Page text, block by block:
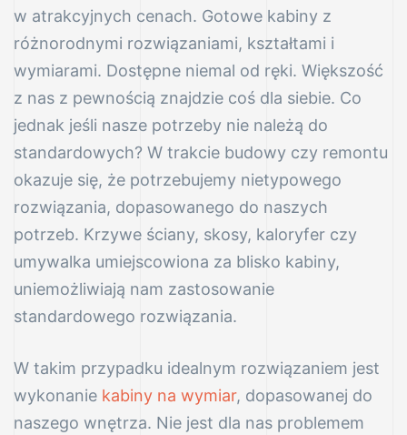
w atrakcyjnych cenach. Gotowe kabiny z
różnorodnymi rozwiązaniami, kształtami i
wymiarami. Dostępne niemal od ręki. Większość
z nas z pewnością znajdzie coś dla siebie. Co
jednak jeśli nasze potrzeby nie należą do
standardowych? W trakcie budowy czy remontu
okazuje się, że potrzebujemy nietypowego
rozwiązania, dopasowanego do naszych
potrzeb. Krzywe ściany, skosy, kaloryfer czy
umywalka umiejscowiona za blisko kabiny,
uniemożliwiają nam zastosowanie
standardowego rozwiązania.
W takim przypadku idealnym rozwiązaniem jest
wykonanie kabiny na wymiar, dopasowanej do
naszego wnętrza. Nie jest dla nas problemem